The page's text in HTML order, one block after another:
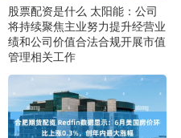
股票配资是什么 太阳能：公司
将持续聚焦主业努力提升经营业
绩和公司价值合法合规开展市值
管理相关工作